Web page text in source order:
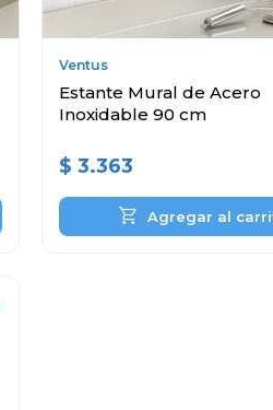
Ventus
Estante Mural de Acero
Inoxidable 90 cm
$ 3.363